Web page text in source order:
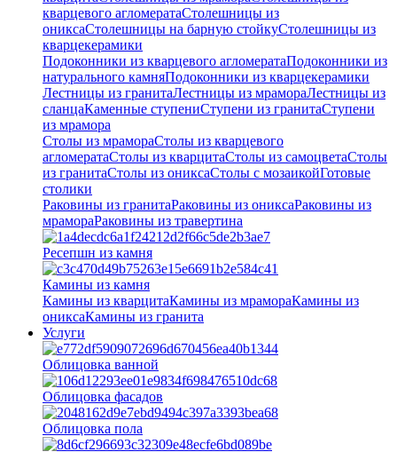
кварцевого агломератаCтолешницы из
ониксаСтолешницы на барную стойкуСтолешницы из
кварцекерамики
Подоконники из кварцевого агломератаПодоконники из
натурального камняПодоконники из кварцекерамики
Лестницы из гранитаЛестницы из мрамораЛестницы из
сланцаКаменные ступениСтупени из гранитаСтупени
из мрамора
Столы из мрамораСтолы из кварцевого
агломератаСтолы из кварцитаСтолы из самоцветаСтолы
из гранитаСтолы из ониксаСтолы с мозаикойГотовые
столики
Раковины из гранитаРаковины из ониксаРаковины из
мрамораРаковины из травертина
Ресепшн из камня
Камины из камня
Камины из кварцитаКамины из мрамораКамины из
ониксаКамины из гранита
Услуги
Облицовка ванной
Облицовка фасадов
Облицовка пола